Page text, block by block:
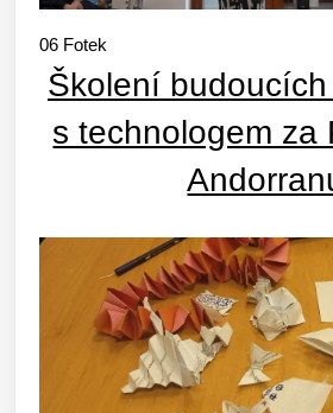
06 Fotek
Školení
s technologem za